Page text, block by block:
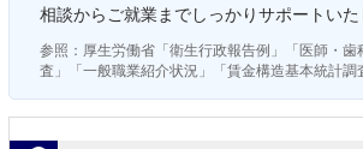
相談からご就業までしっかりサポートいた
参照：厚生労働省「衛生行政報告例」「医師・歯
査」「一般職業紹介状況」「賃金構造基本統計調